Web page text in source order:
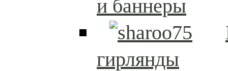
и баннеры
гирлянды